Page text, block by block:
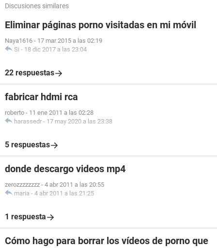
Discusiones similares
Eliminar páginas porno visitadas en mi móvil
Naya1616 - 17 mar 2015 a las 02:19
Si - 18 dic 2017 a las 23:04
22 respuestas
fabricar hdmi rca
roberto - 11 ene 2011 a las 02:28
harassedr - 17 may 2020 a las 23:38
5 respuestas
donde descargo videos mp4
zerozzzzzzzz - 4 abr 2011 a las 20:55
maria - 4 abr 2011 a las 21:25
1 respuesta
Cómo hago para borrar los vídeos de porno que